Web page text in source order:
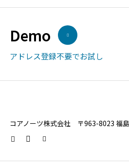
Demo
アドレス登録不要でお試し
コアノーツ株式会社 〒963-8023 福